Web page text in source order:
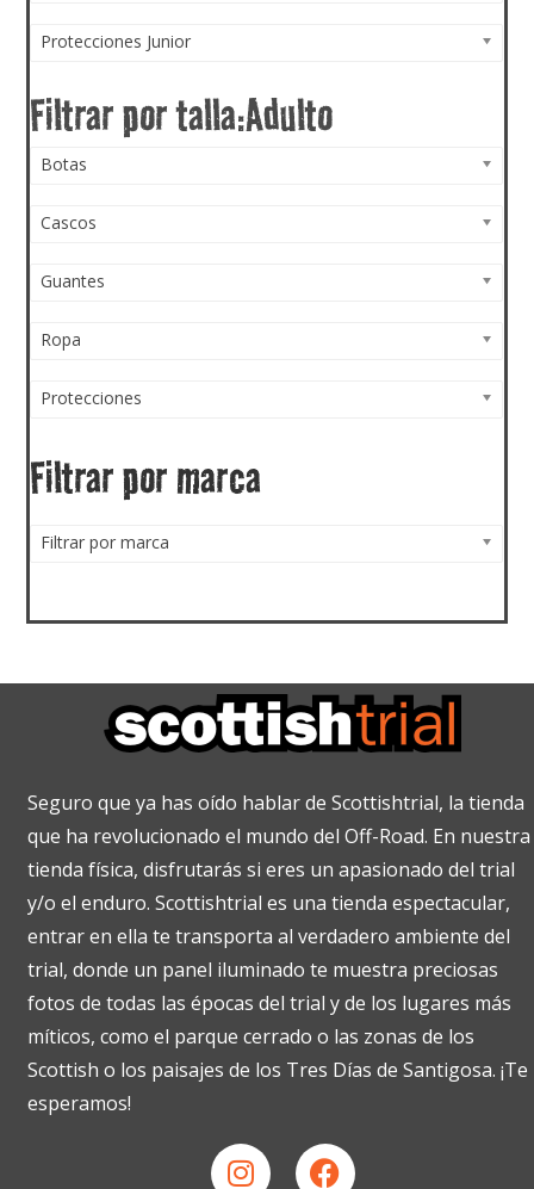
Protecciones Junior
Botas
Cascos
Guantes
Ropa
Protecciones
Filtrar por marca
Filtrar por marca
Seguro que ya has oído hablar de Scottishtrial, la tienda
que ha revolucionado el mundo del Off-Road. En nuestra
tienda física, disfrutarás si eres un apasionado del trial
y/o el enduro. Scottishtrial es una tienda espectacular,
entrar en ella te transporta al verdadero ambiente del
trial, donde un panel iluminado te muestra preciosas
fotos de todas las épocas del trial y de los lugares más
míticos, como el parque cerrado o las zonas de los
Scottish o los paisajes de los Tres Días de Santigosa. ¡Te
esperamos!